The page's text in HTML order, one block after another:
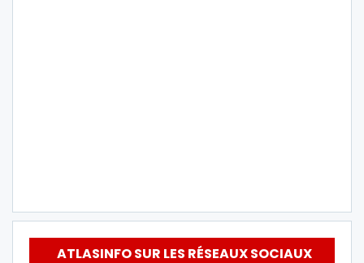
ATLASINFO SUR LES RÉSEAUX SOCIAUX